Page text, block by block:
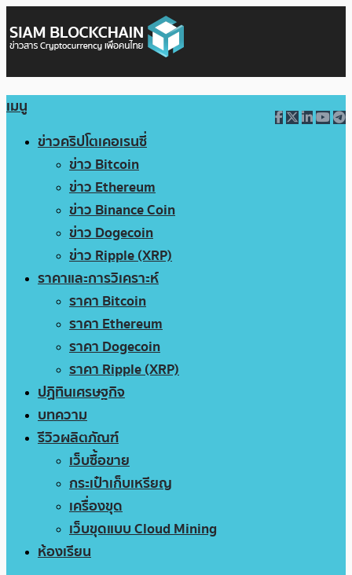
เมนู
ข่าวคริปโตเคอเรนซี่
ข่าว Bitcoin
ข่าว Ethereum
ข่าว Binance Coin
ข่าว Dogecoin
ข่าว Ripple (XRP)
ราคาและการวิเคราะห์
ราคา Bitcoin
ราคา Ethereum
ราคา Dogecoin
ราคา Ripple (XRP)
ปฏิทินเศรษฐกิจ
บทความ
รีวิวผลิตภัณฑ์
เว็บซื้อขาย
กระเป๋าเก็บเหรียญ
เครื่องขุด
เว็บขุดแบบ Cloud Mining
ห้องเรียน